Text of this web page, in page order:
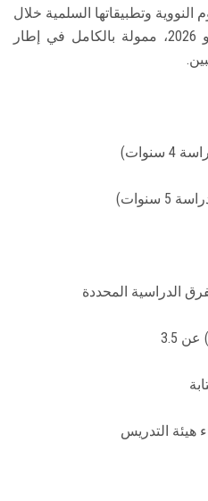
النووية وتطبيقاتها السلمية خلال
الفترة من 14 يونيو إلى 4 يوليو 2026، ممولة بالكامل في إطار
الدراسية المحددة
هيئة التدريس